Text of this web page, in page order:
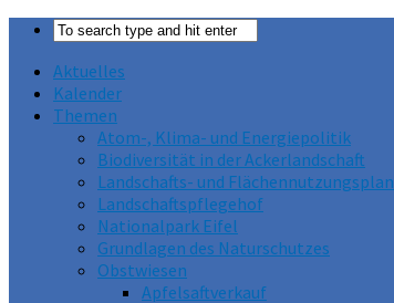
Aktuelles
Kalender
Themen
Atom-, Klima- und Energiepolitik
Biodiversität in der Ackerlandschaft
Landschafts- und Flächennutzungsplan
Landschaftspflegehof
Nationalpark Eifel
Grundlagen des Naturschutzes
Obstwiesen
Apfelsaftverkauf